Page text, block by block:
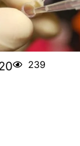
239